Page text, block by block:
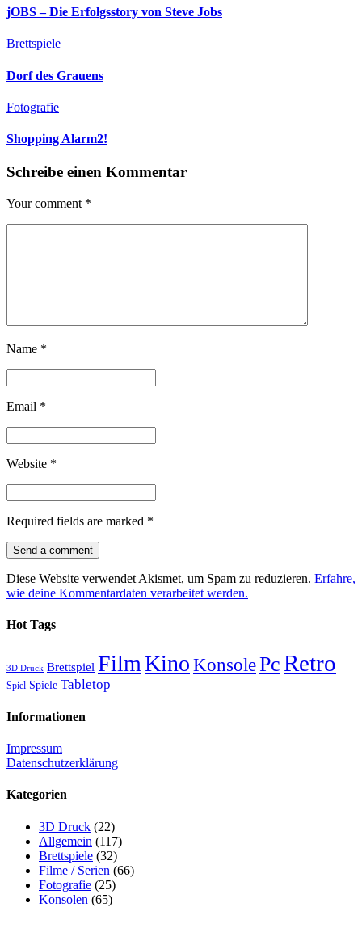
jOBS – Die Erfolgsstory von Steve Jobs
Brettspiele
Dorf des Grauens
Fotografie
Shopping Alarm2!
Schreibe einen Kommentar
Your comment *
Name *
Email *
Website *
Required fields are marked *
Diese Website verwendet Akismet, um Spam zu reduzieren. Erfahre,
wie deine Kommentardaten verarbeitet werden.
Hot Tags
3D Druck Brettspiel FilmKinoKonsolePcRetro
Spiel Spiele Tabletop
Informationen
Impressum
Datenschutzerklärung
Kategorien
3D Druck (22)
Allgemein (117)
Brettspiele (32)
Filme / Serien (66)
Fotografie (25)
Konsolen (65)